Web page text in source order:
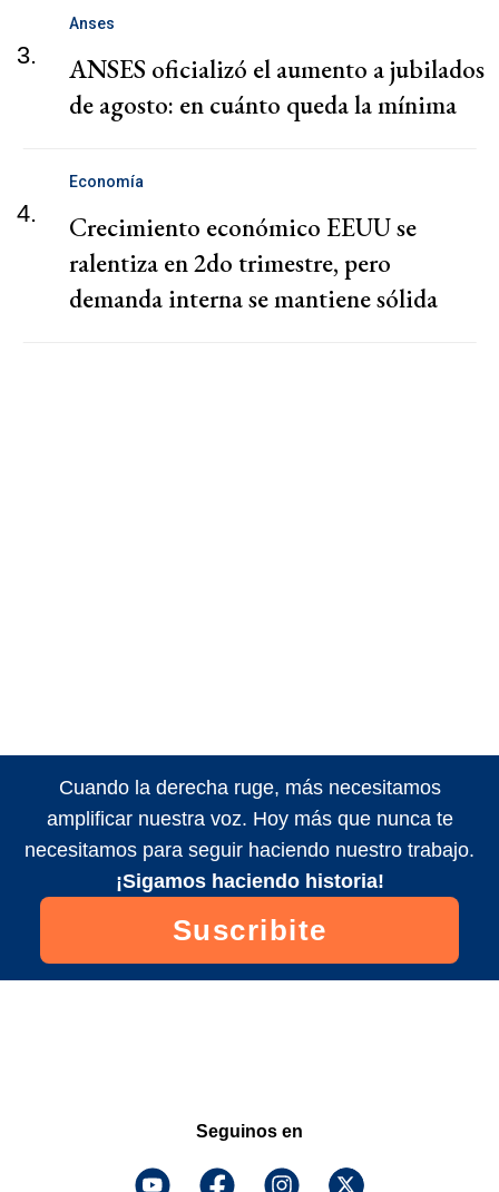
3.
Anses
ANSES oficializó el aumento a jubilados
de agosto: en cuánto queda la mínima
4.
Economía
Crecimiento económico EEUU se
ralentiza en 2do trimestre, pero
demanda interna se mantiene sólida
Cuando la derecha ruge, más necesitamos
amplificar nuestra voz. Hoy más que nunca te
necesitamos para seguir haciendo nuestro trabajo.
¡Sigamos haciendo historia!
Suscribite
Seguinos en